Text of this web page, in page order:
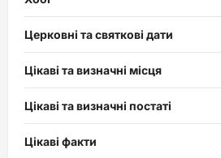
Церковні та святкові дати
Цікаві та визначні місця
Цікаві та визначні постаті
Цікаві факти